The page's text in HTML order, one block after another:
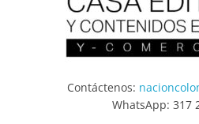
Contáctenos:
WhatsApp: 317